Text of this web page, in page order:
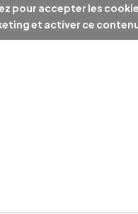
pour accepter les
et activer ce